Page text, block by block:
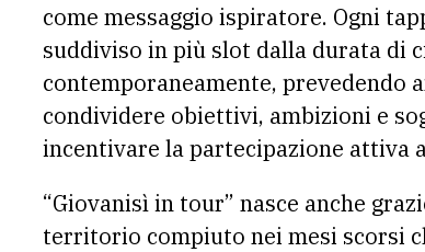
come messaggio ispiratore. Ogni
suddiviso in più slot dalla durata di
contemporaneamente, prevedendo
condividere obiettivi, ambizioni e
incentivare la partecipazione attiva
“Giovanisì in tour” nasce anche
territorio compiuto nei mesi scorsi